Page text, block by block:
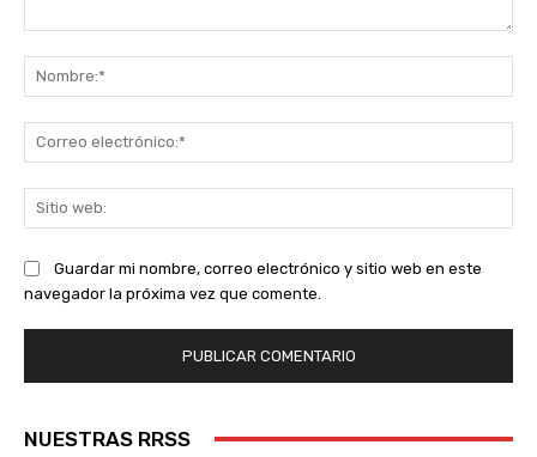
Guardar mi nombre, correo electrónico y sitio web en este
navegador la próxima vez que comente.
NUESTRAS RRSS